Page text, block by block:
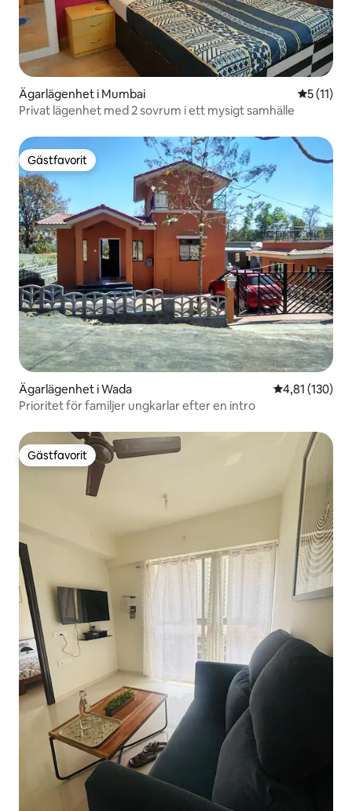
Ägarlägenhet i Mumbai 5 av 5 i
5 (11)
Privat lägenhet med 2 sovrum i ett mysigt samhälle
Gästfavorit
Gästfavorit
Ägarlägenhet i Wada 4,81 av 5 i
4,81 (130)
Prioritet för familjer ungkarlar efter en intro
Gästfavorit
Gästfavorit